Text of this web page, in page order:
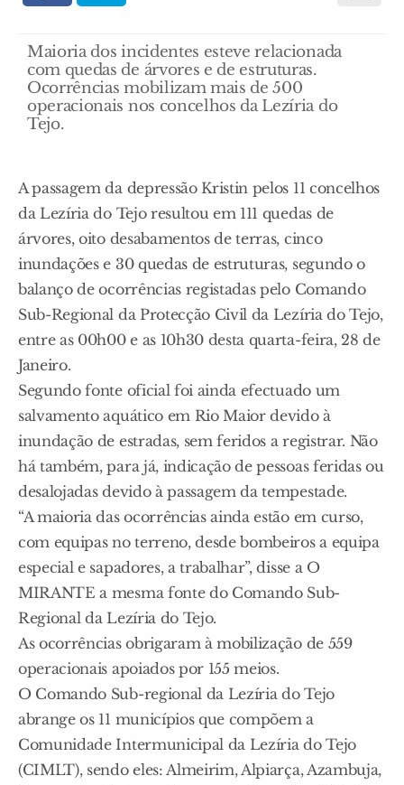
Maioria dos incidentes esteve relacionada
com quedas de árvores e de estruturas.
Ocorrências mobilizam mais de 500
operacionais nos concelhos da Lezíria do
Tejo.
A passagem da depressão Kristin pelos 11 concelhos
da Lezíria do Tejo resultou em 111 quedas de
árvores, oito desabamentos de terras, cinco
inundações e 30 quedas de estruturas, segundo o
balanço de ocorrências registadas pelo Comando
Sub-Regional da Protecção Civil da Lezíria do Tejo,
entre as 00h00 e as 10h30 desta quarta-feira, 28 de
Janeiro.
Segundo fonte oficial foi ainda efectuado um
salvamento aquático em Rio Maior devido à
inundação de estradas, sem feridos a registrar. Não
há também, para já, indicação de pessoas feridas ou
desalojadas devido à passagem da tempestade.
“A maioria das ocorrências ainda estão em curso,
com equipas no terreno, desde bombeiros a equipa
especial e sapadores, a trabalhar”, disse a O
MIRANTE a mesma fonte do Comando Sub-
Regional da Lezíria do Tejo.
As ocorrências obrigaram à mobilização de 559
operacionais apoiados por 155 meios.
O Comando Sub-regional da Lezíria do Tejo
abrange os 11 municípios que compõem a
Comunidade Intermunicipal da Lezíria do Tejo
(CIMLT), sendo eles: Almeirim, Alpiarça, Azambuja,